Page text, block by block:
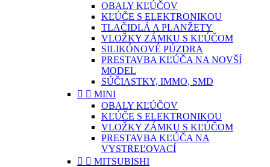
OBALY KĽÚČOV
KĽÚČE S ELEKTRONIKOU
TLAČIDLÁ A PLANŽETY
VLOŽKY ZÁMKU S KĽÚČOM
SILIKÓNOVÉ PÚZDRA
PRESTAVBA KĽÚČA NA NOVŠÍ
MODEL
SÚČIASTKY, IMMO, SMD
  MINI
OBALY KĽÚČOV
KĽÚČE S ELEKTRONIKOU
VLOŽKY ZÁMKU S KĽÚČOM
PRESTAVBA KĽÚČA NA
VYSTREĽOVACÍ
  MITSUBISHI